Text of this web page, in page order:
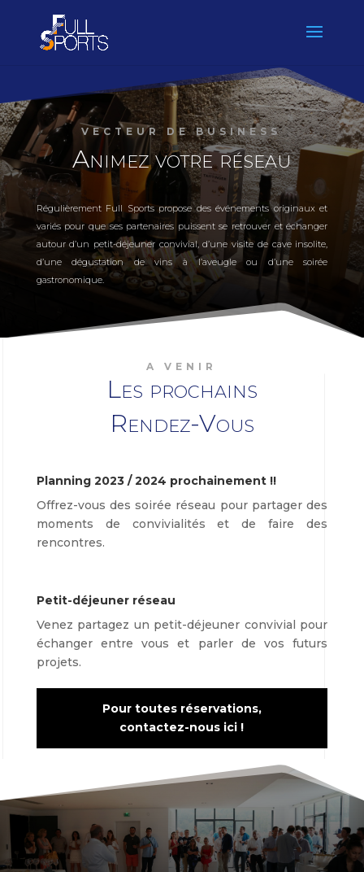
VECTEUR DE BUSINESS
Animez votre réseau
Régulièrement Full Sports propose des événements originaux et
variés pour que ses partenaires puissent se retrouver et échanger
autour d’un petit-déjeuner convivial, d’une visite de cave insolite,
d’une dégustation de vins à l’aveugle ou d’une soirée
gastronomique.
A VENIR
Les prochains
Rendez-Vous
Planning 2023 / 2024 prochainement !!
Offrez-vous des soirée réseau pour partager des
moments de convivialités et de faire des
rencontres.
Petit-déjeuner réseau
Venez partagez un petit-déjeuner convivial pour
échanger entre vous et parler de vos futurs
projets.
Pour toutes réservations,
contactez-nous ici !